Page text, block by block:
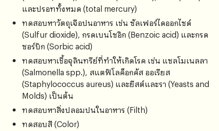
และปรอททั้งหมด (total mercury)
ทดสอบหาวัตถุเจือปนอาหาร เช่น ซัลเฟอร์ไดออกไซด์
(Sulfur dioxide), กรดเบนโซอิก (Benzoic acid) และกรด
ซอร์บิก (Sorbic acid)
ทดสอบหาเชื้อจุลินทรีย์ที่ทำให้เกิดโรค เช่น แซลโมเนลลา
(Salmonella spp.), สแตฟิโลค็อกคัส ออเรียส
(Staphylococcus aureus) และยีสต์และรา (Yeasts and
Molds) เป็นต้น
ทดสอบหาสิ่งปลอมปนในอาหาร (Filth)
ทดสอบสี (Color)